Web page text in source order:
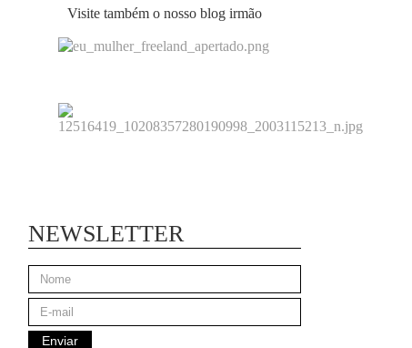
Visite também o nosso blog irmão
NEWSLETTER